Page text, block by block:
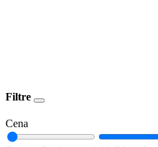
Filtre
Cena